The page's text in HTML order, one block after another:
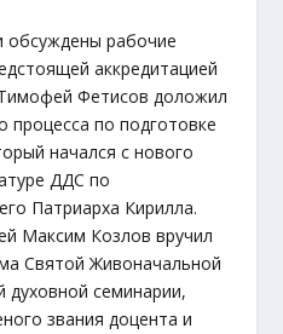
обсуждены рабочие
аккредитацией
Фетисов доложил
процесса по подготовке
начался с нового
ДДС по
Патриарха Кирилла.
Максим Козлов вручил
Святой Живоначальной
духовной семинарии,
звания доцента и